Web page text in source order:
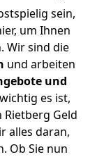
sein,
um Ihnen
Wir sind die
und arbeiten
und
es ist,
Geld
alles daran,
Ob Sie nun